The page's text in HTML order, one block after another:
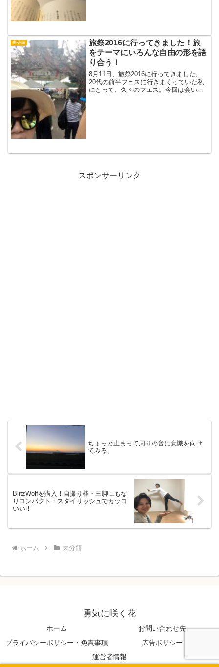
未分類
旅祭2016に行ってきました！旅
をテーマにいろんな自由の形を語
り合う！
8月11日、旅祭2016に行ってきました。
20代の前半フェスに行きまくっていた私
にとって、久々のフェス。今回は会いた
スポンサーリンク
ちょっと止まって周りの音に意識を向け
てみる。
BlitzWolfを購入！自撮り棒・三脚にもな
りコンパクト・スタイリッシュでカッコ
いい！
ホーム 未分類
勇気に咲く花
ホーム
お問い合わせ先
プライバシーポリシー・免責事項
広告ポリシー
運営者情報